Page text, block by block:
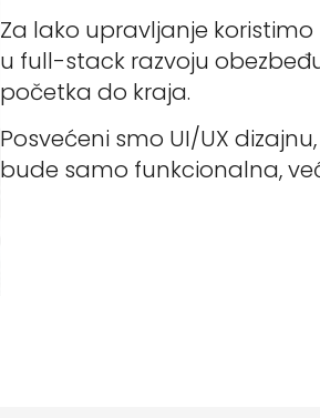
Za lako upravljanje
u full-stack razvoju
početka do kraja.
Posvećeni smo UI/UX
bude samo funkcionalna,